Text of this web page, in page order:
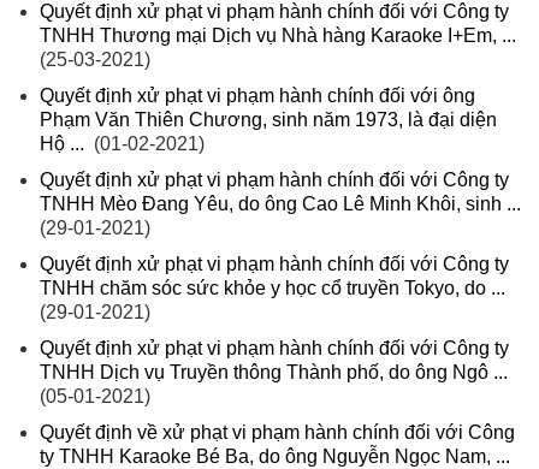
Quyết định xử phạt vi phạm hành chính đối với Công ty
TNHH Thương mại Dịch vụ Nhà hàng Karaoke I+Em, ...
(25-03-2021)
Quyết định xử phạt vi phạm hành chính đối với ông
Phạm Văn Thiên Chương, sinh năm 1973, là đại diện
Hộ ... (01-02-2021)
Quyết định xử phạt vi phạm hành chính đối với Công ty
TNHH Mèo Đang Yêu, do ông Cao Lê Minh Khôi, sinh ...
(29-01-2021)
Quyết định xử phạt vi phạm hành chính đối với Công ty
TNHH chăm sóc sức khỏe y học cổ truyền Tokyo, do ...
(29-01-2021)
Quyết định xử phạt vi phạm hành chính đối với Công ty
TNHH Dịch vụ Truyền thông Thành phố, do ông Ngô ...
(05-01-2021)
Quyết định về xử phạt vi phạm hành chính đối với Công
ty TNHH Karaoke Bé Ba, do ông Nguyễn Ngọc Nam, ...